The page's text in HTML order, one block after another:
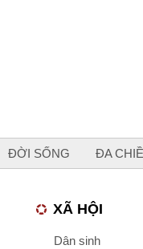
ĐỜI SỐNG ĐA
XÃ HỘI
Dân sinh